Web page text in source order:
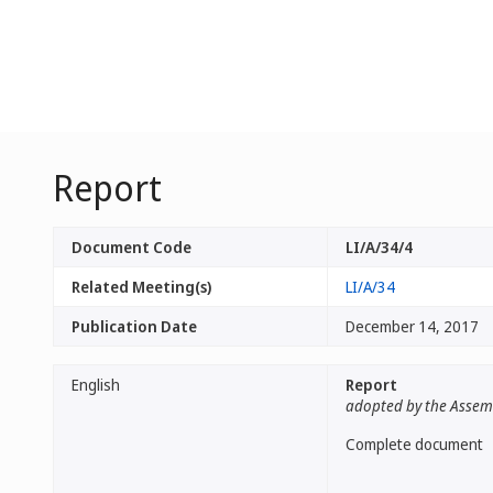
Report
Document Code
LI/A/34/4
Related Meeting(s)
LI/A/34
Publication Date
December 14, 2017
English
Report
adopted by the
Complete document